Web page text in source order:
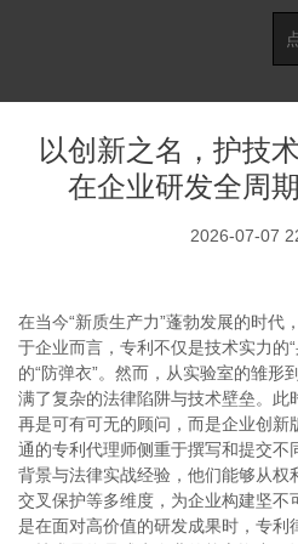
以创新之名，护技
在企业研发全周
2026-07-07
在当今“新质生产力”蓬勃发展的时代
于企业而言，专利不仅是技术实力的
的“防弹衣”。然而，从实验室的雏形
满了复杂的法律陷阱与技术壁垒。此
再是可有可无的顾问，而是企业创新
通的专利代理师侧重于撰写和提交不
背景与法律实战经验，他们能够从权
交叉保护等多维度，为企业构建坚不
是在面对高价值的研发成果时，专利